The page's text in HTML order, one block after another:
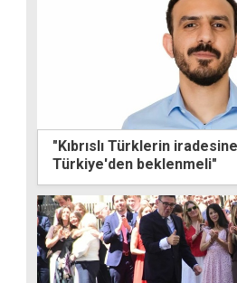
"Kıbrıslı Türklerin
Türkiye'den beklenmeli"